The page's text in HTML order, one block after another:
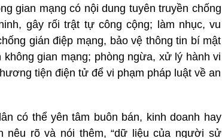
gian mạng có nội dung tuyên truyền chống
gây rối trật tự công cộng; làm nhục, vu
gián điệp mạng, bảo vệ thông tin bí mật
gian mạng; phòng ngừa, xử lý hành vi
tiện điện tử để vi phạm pháp luật về an
có thể yên tâm buôn bán, kinh doanh hay
nêu rõ và nói thêm, “dữ liệu của người sử